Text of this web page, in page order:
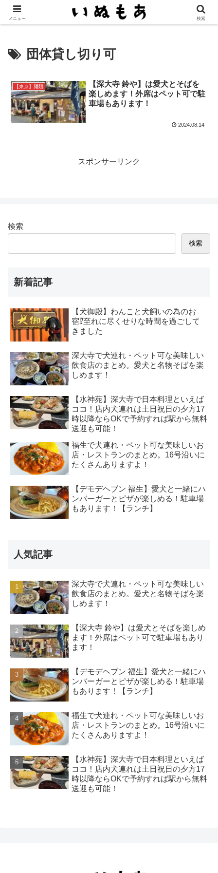
もっと愛犬とお出かけしたくなるメディア
団体貸し切り可
【東京】麺類
【深大寺 鈴や】は愛犬とそばを
楽しめます！外席はペット可で駐
車場もあります！
2024.08.14
スポンサーリンク
検索
検索
新着記事
【犬御殿】わんこと犬飼いの為のお
宿⁉至れに尽くせりな時間を過ごして
きました
深大寺で犬連れ・ペット可な美味しい
飲食店のまとめ。愛犬と名物そばを楽
しめます！
【水神苑】深大寺で日本料理といえば
ココ！店内犬連れは土日祝日の夕方17
時以降ならOKで予約すれば駅から無料
送迎も可能！
福生で犬連れ・ペット可な美味しいお
店・レストランのまとめ。16号沿いに
たくさんありますよ！
【デモデヘブン 福生】愛犬と一緒にハ
ンバーガーとピザが楽しめる！駐車場
もあります！【ランチ】
人気記事
深大寺で犬連れ・ペット可な美味しい
飲食店のまとめ。愛犬と名物そばを楽
しめます！
【深大寺 鈴や】は愛犬とそばを楽しめ
ます！外席はペット可で駐車場もあり
ます！
【デモデヘブン 福生】愛犬と一緒にハ
ンバーガーとピザが楽しめる！駐車場
もあります！【ランチ】
福生で犬連れ・ペット可な美味しいお
店・レストランのまとめ。16号沿いに
たくさんありますよ！
【水神苑】深大寺で日本料理といえば
ココ！店内犬連れは土日祝日の夕方17
時以降ならOKで予約すれば駅から無料
送迎も可能！
メニュー 検索